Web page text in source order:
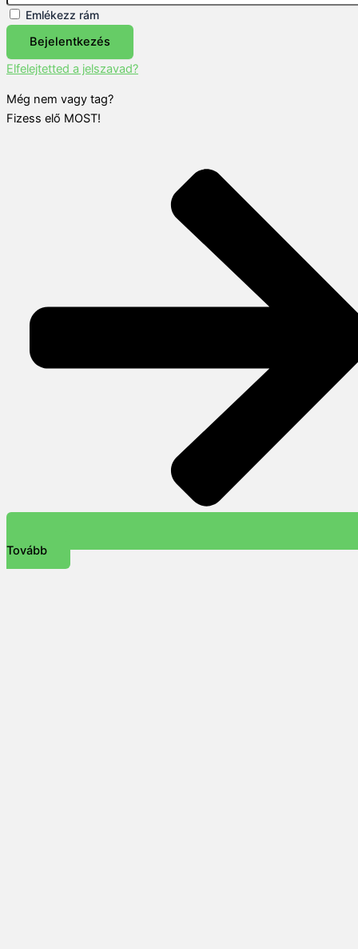
Emlékezz rám
Bejelentkezés
Elfelejtetted a jelszavad?
Még nem vagy tag?
Fizess elő MOST!
Tovább